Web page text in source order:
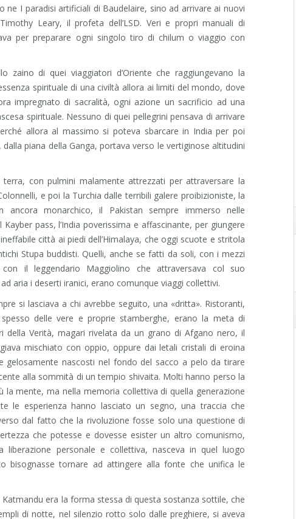
ne I paradisi artificiali di Baudelaire, sino ad arrivare ai nuovi
Leary, il profeta dell’LSD. Veri e propri manuali di
per preparare ogni singolo tiro di chilum o viaggio con
zaino di quei viaggiatori d’Oriente che raggiungevano la
spirituale di una civiltà allora ai limiti del mondo, dove
impregnato di sacralità, ogni azione un sacrificio ad una
spirituale. Nessuno di quei pellegrini pensava di arrivare
allora al massimo si poteva sbarcare in India per poi
piana della Ganga, portava verso le vertiginose altitudini
con pulmini malamente attrezzati per attraversare la
e poi la Turchia dalle terribili galere proibizioniste, la
ancora monarchico, il Pakistan sempre immerso nelle
pass, l’India poverissima e affascinante, per giungere
città ai piedi dell’Himalaya, che oggi scuote e stritola
Stupa buddisti. Quelli, anche se fatti da soli, con i mezzi
il leggendario Maggiolino che attraversava col suo
aria i deserti iranici, erano comunque viaggi collettivi.
si lasciava a chi avrebbe seguito, una «dritta». Ristoranti,
delle vere e proprie stamberghe, erano la meta di
della Verità, magari rivelata da un grano di Afgano nero, il
mischiato con oppio, oppure dai letali cristali di eroina
gelosamente nascosti nel fondo del sacco a pelo da tirare
alla sommità di un tempio shivaita. Molti hanno perso la
mente, ma nella memoria collettiva di quella generazione
le esperienza hanno lasciato un segno, una traccia che
dal fatto che la rivoluzione fosse solo una questione di
che potesse e dovesse esister un altro comunismo,
liberazione personale e collettiva, nasceva in quel luogo
bisognasse tornare ad attingere alla fonte che unifica le
era la forma stessa di questa sostanza sottile, che
di notte, nel silenzio rotto solo dalle preghiere, si aveva